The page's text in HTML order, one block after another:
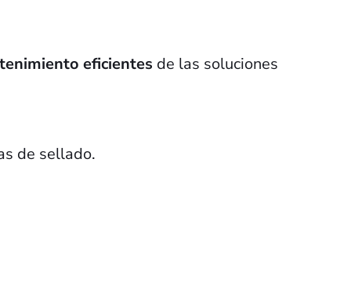
eficientes de las soluciones
de sellado.